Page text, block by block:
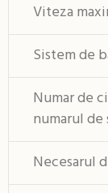
Viteza
Sistem de
Numar de
numarul
Necesarul